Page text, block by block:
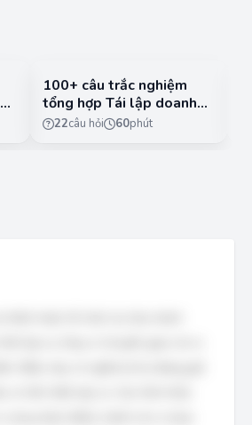
100+ câu trắc nghiệm
tổng hợp Tái lập doanh
nghiệp có đáp án - Phần
22câu hỏi 60phút